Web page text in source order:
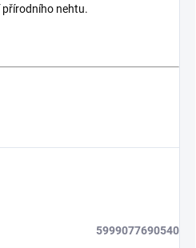
přírodního nehtu.
5999077690540